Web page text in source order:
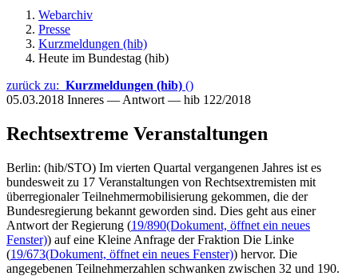
Webarchiv
Presse
Kurzmeldungen (hib)
Heute im Bundestag (hib)
zurück zu: Kurzmeldungen (hib) ()
05.03.2018 Inneres — Antwort — hib 122/2018
Rechtsextreme Veranstaltungen
Berlin: (hib/STO) Im vierten Quartal vergangenen Jahres ist es
bundesweit zu 17 Veranstaltungen von Rechtsextremisten mit
überregionaler Teilnehmermobilisierung gekommen, die der
Bundesregierung bekannt geworden sind. Dies geht aus einer
Antwort der Regierung (19/890(Dokument, öffnet ein neues
Fenster)) auf eine Kleine Anfrage der Fraktion Die Linke
(19/673(Dokument, öffnet ein neues Fenster)) hervor. Die
angegebenen Teilnehmerzahlen schwanken zwischen 32 und 190.